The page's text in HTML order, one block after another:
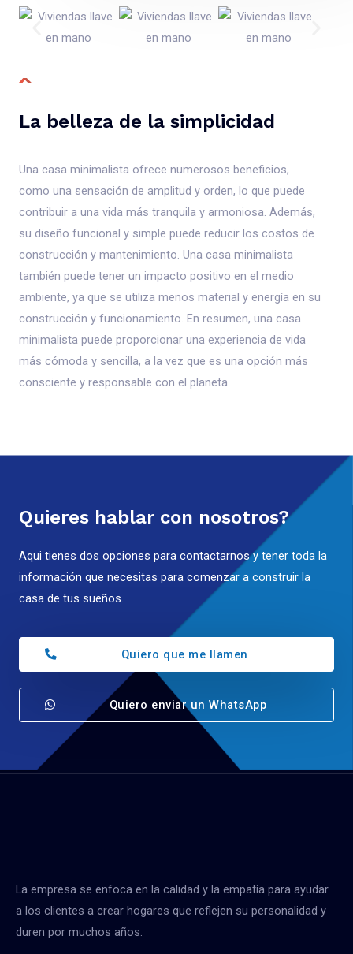
La belleza de la simplicidad
Una casa minimalista ofrece numerosos beneficios,
como una sensación de amplitud y orden, lo que puede
contribuir a una vida más tranquila y armoniosa. Además,
su diseño funcional y simple puede reducir los costos de
construcción y mantenimiento. Una casa minimalista
también puede tener un impacto positivo en el medio
ambiente, ya que se utiliza menos material y energía en su
construcción y funcionamiento. En resumen, una casa
minimalista puede proporcionar una experiencia de vida
más cómoda y sencilla, a la vez que es una opción más
consciente y responsable con el planeta.
Quieres hablar con nosotros?
Aqui tienes dos opciones para contactarnos y tener toda la
información que necesitas para comenzar a construir la
casa de tus sueños.
Quiero que me llamen
Quiero enviar un WhatsApp
La empresa se enfoca en la calidad y la empatía para ayudar
a los clientes a crear hogares que reflejen su personalidad y
duren por muchos años.